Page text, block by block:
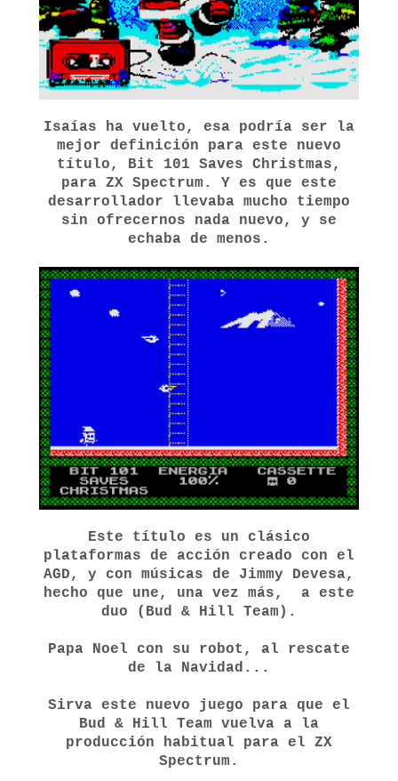
Isaías ha vuelto, esa podría ser la
mejor definición para este nuevo
título, Bit 101 Saves Christmas,
para ZX Spectrum. Y es que este
desarrollador llevaba mucho tiempo
sin ofrecernos nada nuevo, y se
echaba de menos.
Este título es un clásico
plataformas de acción creado con el
AGD, y con músicas de Jimmy Devesa,
hecho que une, una vez más, a este
duo (Bud & Hill Team).
Papa Noel con su robot, al rescate
de la Navidad...
Sirva este nuevo juego para que el
Bud & Hill Team vuelva a la
producción habitual para el ZX
Spectrum.